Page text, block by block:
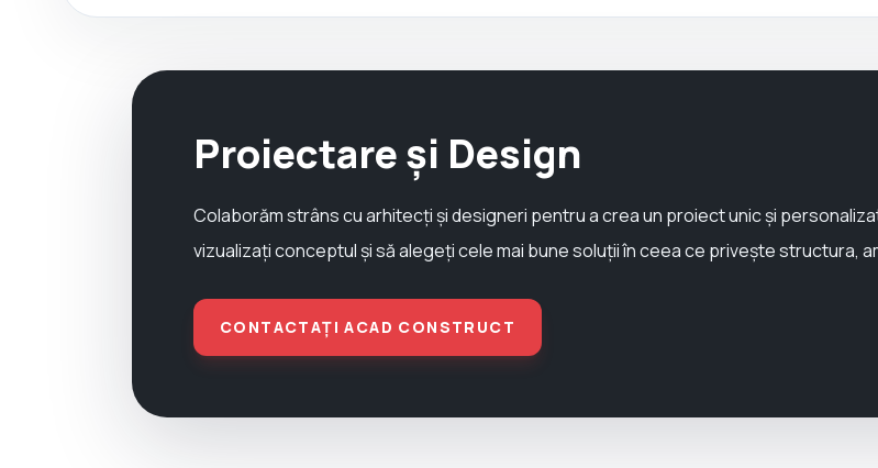
Proiectare și Design
Colaborăm strâns cu arhitecți și designeri pentru a crea un proiect unic și
vizualizați conceptul și să alegeți cele mai bune soluții în ceea ce privește structura,
CONTACTAȚI ACAD CONSTRUCT